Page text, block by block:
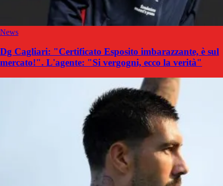
News
Dg Cagliari: "Certificato Esposito imbarazzante, è sul
mercato!". L'agente: "Si vergogni, ecco la verità"